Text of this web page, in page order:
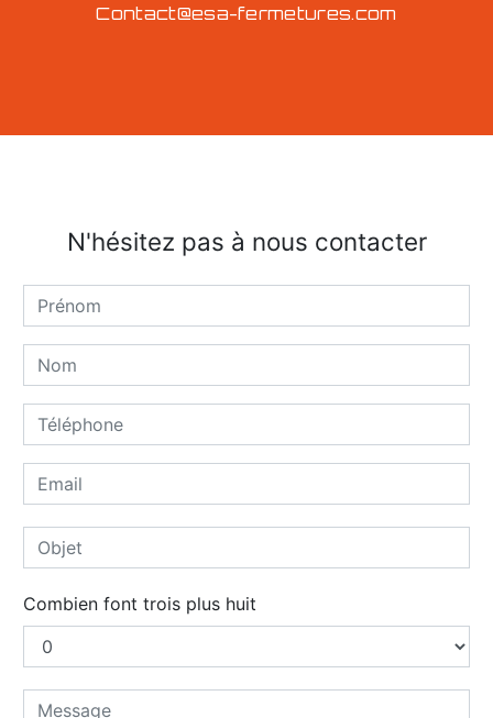
contact@esa-fermetures.com
N'hésitez pas à nous contacter
Combien font trois plus huit